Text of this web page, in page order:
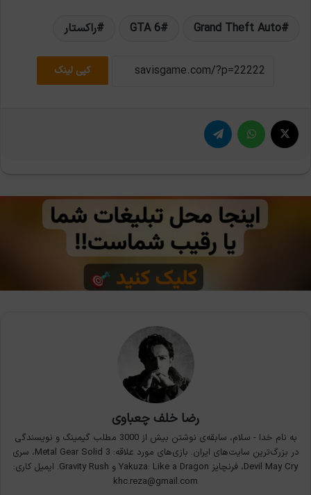
Grand Theft Auto
GTA 6 راکستار
کپی لینک
رضا خلف چعباوی
به نام خدا - سلام، سابقه‌ی نوشتن بیش از 3000 مطلب گیمینگ و نویسندگی
در بزرگ‌ترین سایت‌های ایران. بازی‌های مورد علاقه: Metal Gear Solid 3، سری
Devil May Cry، فرنچایز Yakuza: Like a Dragon و Gravity Rush. ایمیل کاری:
khc.reza@gmail.com